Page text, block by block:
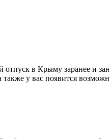
в Крыму заранее и
у вас появится